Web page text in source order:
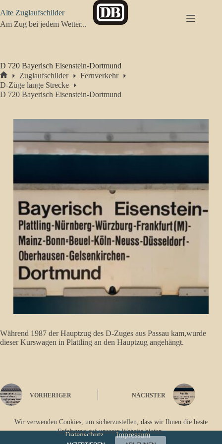
Inhalt
springen
Wir verwenden Cookies, um sicherzustellen, dass wir Ihnen die beste
Erfahrung auf unserer Website bieten.
Alte Zuglaufschilder
Am Zug bei jedem Wetter...
D 720 Bayerisch Eisenstein-Dortmund
Start
Zuglaufschilder
Fernverkehr
D-Züge lange Strecke
D 720 Bayerisch Eisenstein-Dortmund
Während 1987 der Hauptzug des D-Zuges aus Passau kam,wurde
dieser Kurswagen in Plattling an den Hauptzug angehängt.
VORHERIGER NÄCHSTER
Datenschutz Impressum